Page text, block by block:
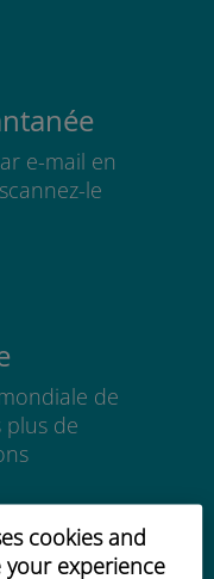
cookies and
experience
e-mail en
le
de
de